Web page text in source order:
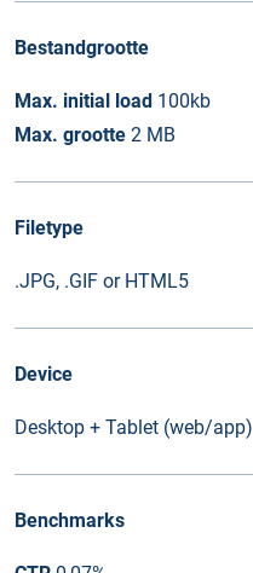
Bestandgrootte
Max. initial load 100kb
Max. grootte 2 MB
Filetype
.JPG, .GIF or HTML5
Device
Desktop + Tablet (web/app)
Benchmarks